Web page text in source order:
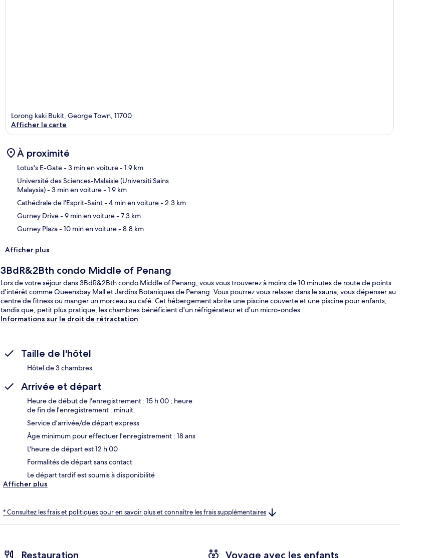
Lorong kaki Bukit, George Town, 11700
Afficher la carte
À proximité
Lotus's E-Gate- 3 min en voiture- 1.9 km
Université des Sciences-Malaisie (Universiti Sains
Malaysia)- 3 min en voiture- 1.9 km
Cathédrale de l'Esprit-Saint- 4 min en voiture- 2.3 km
Gurney Drive- 9 min en voiture- 7.3 km
Gurney Plaza- 10 min en voiture- 8.8 km
Afficher plus
3BdR&2Bth condo Middle of Penang
Lors de votre séjour dans 3BdR&2Bth condo Middle of Penang, vous vous trouverez à moins de 10 minutes de route de points
d'intérêt comme Queensbay Mall et Jardins Botaniques de Penang. Vous pourrez vous relaxer dans le sauna, vous dépenser au
centre de fitness ou manger un morceau au café. Cet hébergement abrite une piscine couverte et une piscine pour enfants,
tandis que, petit plus pratique, les chambres bénéficient d'un réfrigérateur et d'un micro-ondes.
Informations sur le droit de rétractation
Taille de l'hôtel
Hôtel de 3 chambres
Arrivée et départ
Heure de début de l'enregistrement : 15 h 00 ; heure
de fin de l'enregistrement : minuit.
Service d’arrivée/de départ express
Âge minimum pour effectuer l'enregistrement : 18 ans
L'heure de départ est 12 h 00
Formalités de départ sans contact
Le départ tardif est soumis à disponibilité
Afficher plus
* Consultez les frais et politiques pour en savoir plus et connaître les frais supplémentaires
Restauration Voyage avec les enfants